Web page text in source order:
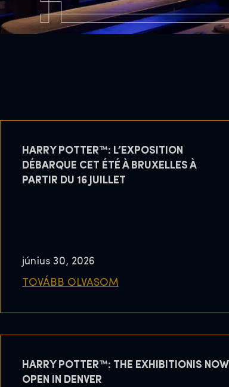
HARRY POTTER™: L’EXPOSITION
DÉBARQUE CET ÉTÉ À BRUXELLES À
PARTIR DU 16 JUILLET
június 30, 2026
TOVÁBB OLVASOM
HARRY POTTER™: THE EXHIBITIONIS NOW
OPEN IN DENVER